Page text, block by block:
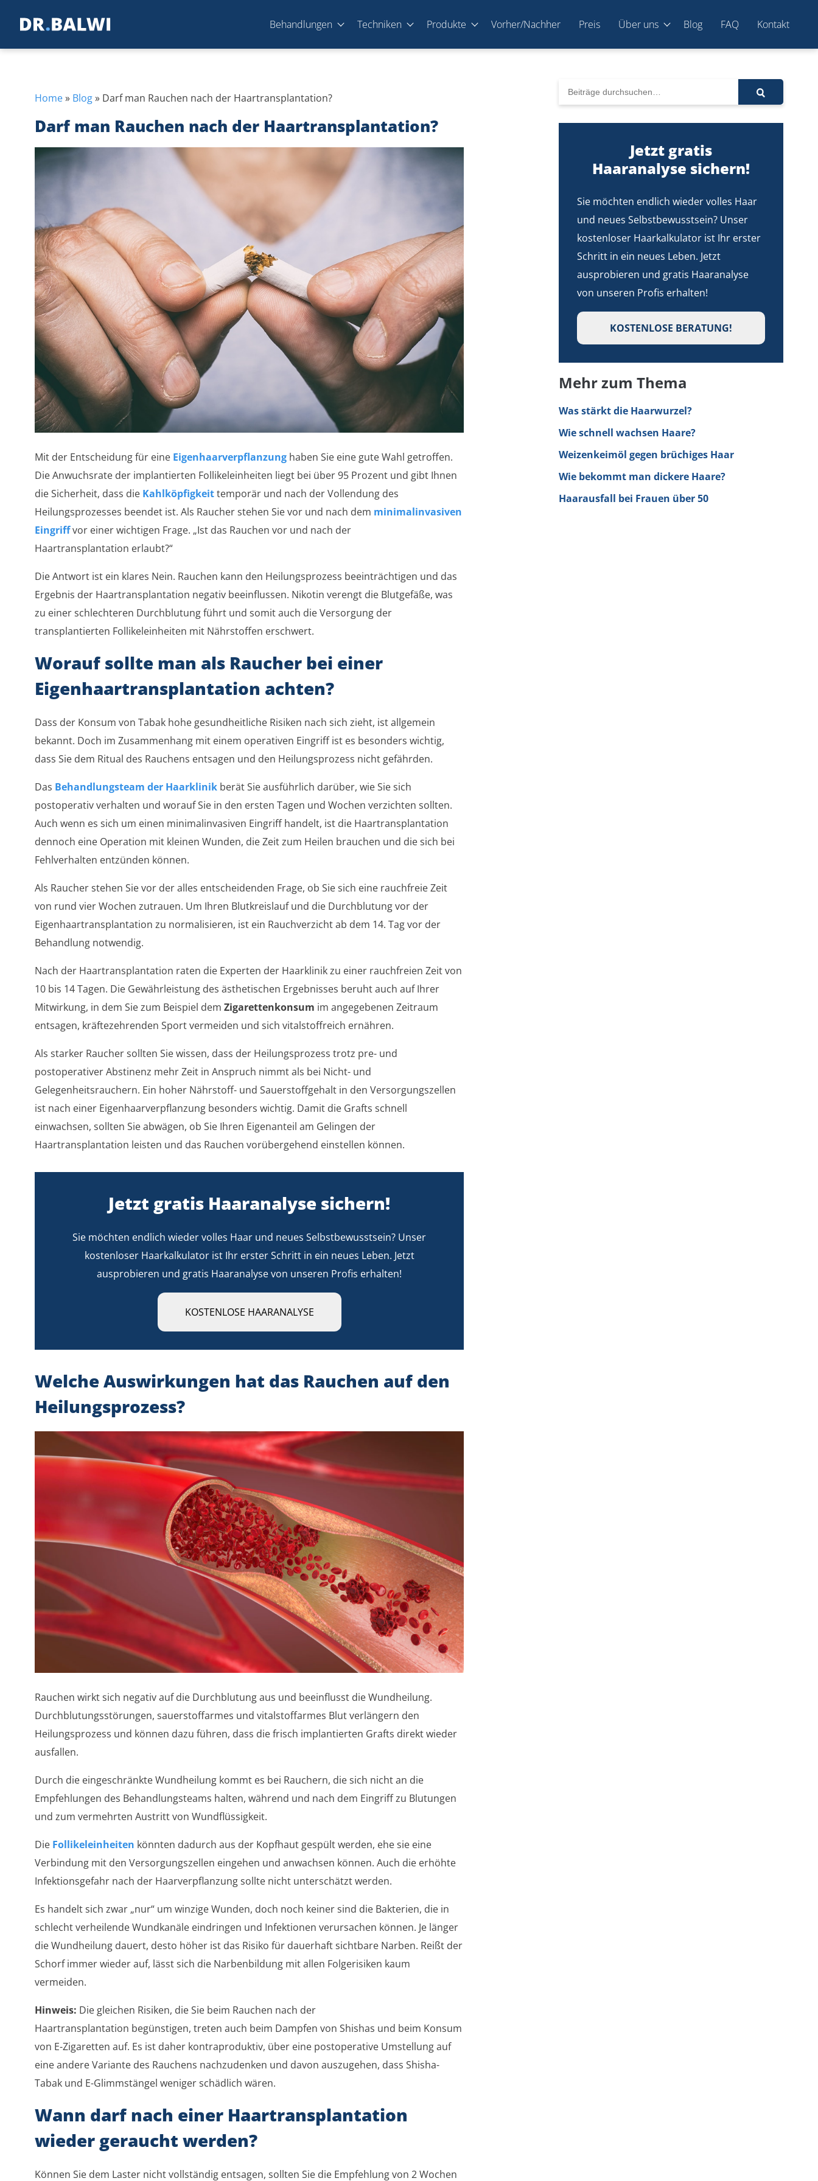
Behandlungen Techniken Produkte Vorher/Nachher Preis Über uns Blog FAQ Kontakt
Home» Blog» Darf man Rauchen nach der Haartransplantation?
Darf man Rauchen nach der Haartransplantation?
Mit der Entscheidung für eine Eigenhaarverpflanzung haben Sie eine gute Wahl getroffen.
Die Anwuchsrate der implantierten Follikeleinheiten liegt bei über 95 Prozent und gibt Ihnen
die Sicherheit, dass die Kahlköpfigkeittemporär und nach der Vollendung des
Heilungsprozesses beendet ist. Als Raucher stehen Sie vor und nach dem minimalinvasiven
Eingriffvor einer wichtigen Frage. „Ist das Rauchen vor und nach der
Haartransplantation erlaubt?“
Die Antwort ist ein klares Nein. Rauchen kann den Heilungsprozess beeinträchtigen und das
Ergebnis der Haartransplantation negativ beeinflussen. Nikotin verengt die Blutgefäße, was
zu einer schlechteren Durchblutung führt und somit auch die Versorgung der
transplantierten Follikeleinheiten mit Nährstoffen erschwert.
Worauf sollte man als Raucher bei einer
Eigenhaartransplantation achten?
Dass der Konsum von Tabak hohe gesundheitliche Risiken nach sich zieht, ist allgemein
bekannt. Doch im Zusammenhang mit einem operativen Eingriff ist es besonders wichtig,
dass Sie dem Ritual des Rauchens entsagen und den Heilungsprozess nicht gefährden.
Das Behandlungsteam der Haarklinik berät Sie ausführlich darüber, wie Sie sich
postoperativ verhalten und worauf Sie in den ersten Tagen und Wochen verzichten sollten.
Auch wenn es sich um einen minimalinvasiven Eingriff handelt, ist die Haartransplantation
dennoch eine Operation mit kleinen Wunden, die Zeit zum Heilen brauchen und die sich bei
Fehlverhalten entzünden können.
Als Raucher stehen Sie vor der alles entscheidenden Frage, ob Sie sich eine rauchfreie Zeit
von rund vier Wochen zutrauen. Um Ihren Blutkreislauf und die Durchblutung vor der
Eigenhaartransplantation zu normalisieren, ist ein Rauchverzicht ab dem 14. Tag vor der
Behandlung notwendig.
Nach der Haartransplantation raten die Experten der Haarklinik zu einer rauchfreien Zeit von
10 bis 14 Tagen. Die Gewährleistung des ästhetischen Ergebnisses beruht auch auf Ihrer
Mitwirkung, in dem Sie zum Beispiel dem Zigarettenkonsum im angegebenen Zeitraum
entsagen, kräftezehrenden Sport vermeiden und sich vitalstoffreich ernähren.
Als starker Raucher sollten Sie wissen, dass der Heilungsprozess trotz pre- und
postoperativer Abstinenz mehr Zeit in Anspruch nimmt als bei Nicht- und
Gelegenheitsrauchern. Ein hoher Nährstoff- und Sauerstoffgehalt in den Versorgungszellen
ist nach einer Eigenhaarverpflanzung besonders wichtig. Damit die Grafts schnell
einwachsen, sollten Sie abwägen, ob Sie Ihren Eigenanteil am Gelingen der
Haartransplantation leisten und das Rauchen vorübergehend einstellen können.
Jetzt gratis Haaranalyse sichern!
Sie möchten endlich wieder volles Haar und neues Selbstbewusstsein? Unser
kostenloser Haarkalkulator ist Ihr erster Schritt in ein neues Leben. Jetzt
ausprobieren und gratis Haaranalyse von unseren Profis erhalten!
KOSTENLOSE HAARANALYSE
Welche Auswirkungen hat das Rauchen auf den
Heilungsprozess?
Rauchen wirkt sich negativ auf die Durchblutung aus und beeinflusst die Wundheilung.
Durchblutungsstörungen, sauerstoffarmes und vitalstoffarmes Blut verlängern den
Heilungsprozess und können dazu führen, dass die frisch implantierten Grafts direkt wieder
ausfallen.
Durch die eingeschränkte Wundheilung kommt es bei Rauchern, die sich nicht an die
Empfehlungen des Behandlungsteams halten, während und nach dem Eingriff zu Blutungen
und zum vermehrten Austritt von Wundflüssigkeit.
Die Follikeleinheiten könnten dadurch aus der Kopfhaut gespült werden, ehe sie eine
Verbindung mit den Versorgungszellen eingehen und anwachsen können. Auch die erhöhte
Infektionsgefahr nach der Haarverpflanzung sollte nicht unterschätzt werden.
Es handelt sich zwar „nur“ um winzige Wunden, doch noch keiner sind die Bakterien, die in
schlecht verheilende Wundkanäle eindringen und Infektionen verursachen können. Je länger
die Wundheilung dauert, desto höher ist das Risiko für dauerhaft sichtbare Narben. Reißt der
Schorf immer wieder auf, lässt sich die Narbenbildung mit allen Folgerisiken kaum
vermeiden.
Hinweis: Die gleichen Risiken, die Sie beim Rauchen nach der
Haartransplantation begünstigen, treten auch beim Dampfen von Shishas und beim Konsum
von E-Zigaretten auf. Es ist daher kontraproduktiv, über eine postoperative Umstellung auf
eine andere Variante des Rauchens nachzudenken und davon auszugehen, dass Shisha-
Tabak und E-Glimmstängel weniger schädlich wären.
Wann darf nach einer Haartransplantation
wieder geraucht werden?
Können Sie dem Laster nicht vollständig entsagen, sollten Sie die Empfehlung von 2 Wochen
Jetzt gratis
Haaranalyse sichern!
Sie möchten endlich wieder volles Haar
und neues Selbstbewusstsein? Unser
kostenloser Haarkalkulator ist Ihr erster
Schritt in ein neues Leben. Jetzt
ausprobieren und gratis Haaranalyse
von unseren Profis erhalten!
KOSTENLOSE BERATUNG!
Mehr zum Thema
Was stärkt die Haarwurzel?
Wie schnell wachsen Haare?
Weizenkeimöl gegen brüchiges Haar
Wie bekommt man dickere Haare?
Haarausfall bei Frauen über 50